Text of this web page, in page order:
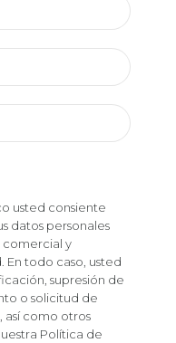
usted consiente
datos personales
comercial y
En todo caso, usted
supresión de
o solicitud de
así como otros
Política de